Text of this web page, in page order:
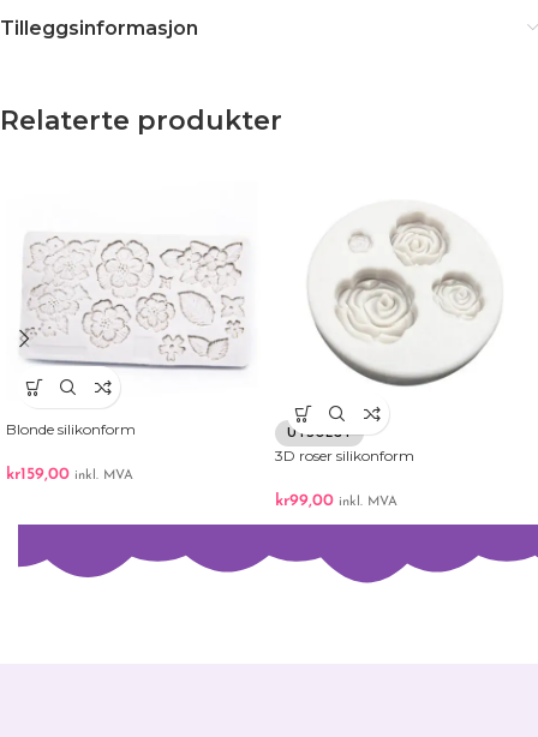
Tilleggsinformasjon
Relaterte produkter
Blonde silikonform
kr159,00 inkl. MVA
UTSOLGT
3D roser silikonform
kr99,00 inkl. MVA